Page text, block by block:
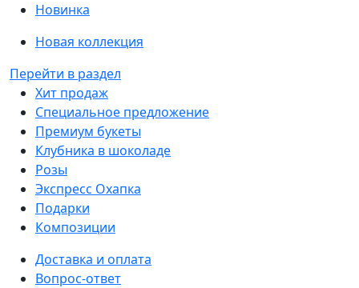
Новинка
Новая коллекция
Перейти в раздел
Хит продаж
Специальное предложение
Премиум букеты
Клубника в шоколаде
Розы
Экспресс Охапка
Подарки
Композиции
Доставка и оплата
Вопрос-ответ